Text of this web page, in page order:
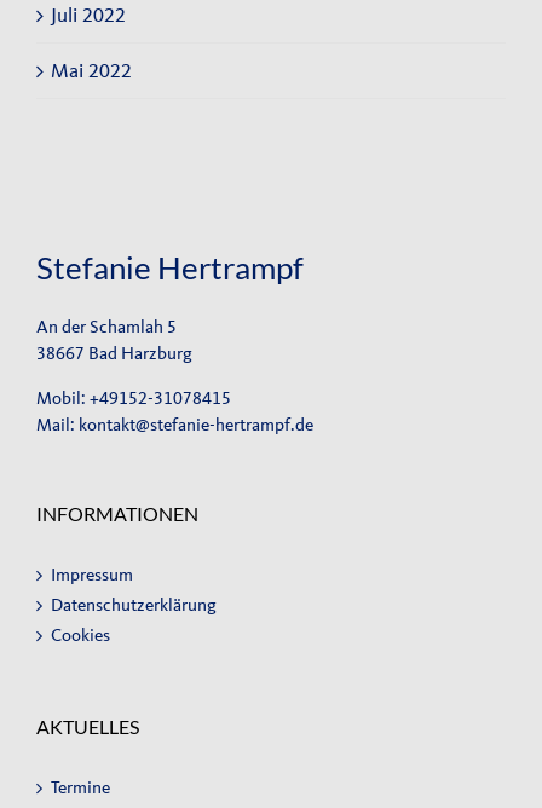
Juli 2022
Mai 2022
Stefanie Hertrampf
An der Schamlah 5
38667 Bad Harzburg
Mobil: +49152-31078415
Mail: kontakt@stefanie-hertrampf.de
INFORMATIONEN
Impressum
Datenschutzerklärung
Cookies
AKTUELLES
Termine